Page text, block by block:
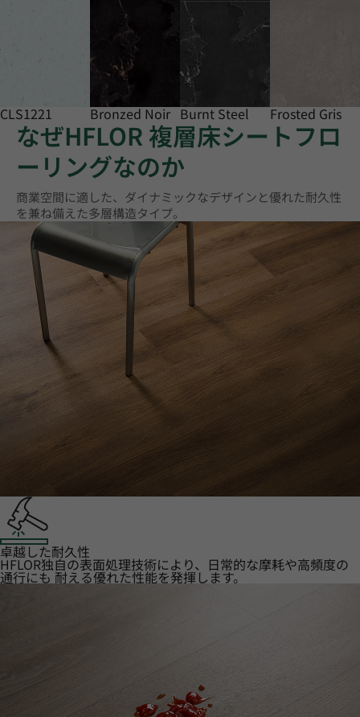
CLS1221 Bronzed Noir Burnt Steel Frosted Gris
なぜHFLOR 複層床シートフロ
ーリングなのか
商業空間に適した、ダイナミックなデザインと優れた耐久性
を兼ね備えた多層構造タイプ。
卓越した耐久性
HFLOR独自の表面処理技術により、日常的な摩耗や高頻度の
通行にも 耐える優れた性能を発揮します。